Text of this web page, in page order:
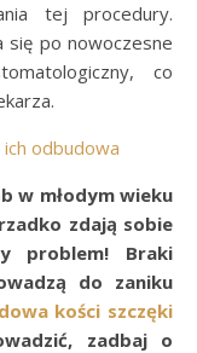
tej procedury.
się po nowoczesne
co
ich odbudowa
w młodym wieku
zdają sobie
problem! Braki
do zaniku
kości szczęki
zadbaj o